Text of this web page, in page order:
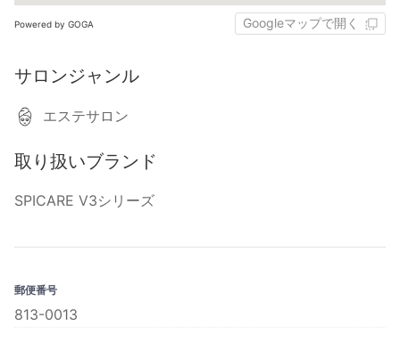
Powered by GOGA Googleマップで開く
サロンジャンル
エステサロン
取り扱いブランド
SPICARE V3シリーズ
郵便番号
813-0013